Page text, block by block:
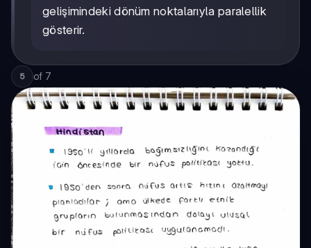
gelişimindeki dönüm noktalarıyla paralellik
gösterir.
5 of 7